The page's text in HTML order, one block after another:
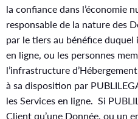
la confiance dans l’économie
responsable de la nature des
par le tiers au bénéfice
en ligne, ou les personnes
l’infrastructure
à sa disposition par
les Services en ligne. Si
Client qu’une Donnée, ou un